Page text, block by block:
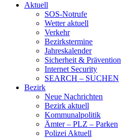
Aktuell
SOS-Notrufe
Wetter aktuell
Verkehr
Bezirkstermine
Jahreskalender
Sicherheit & Prävention
Internet Security
SEARCH – SUCHEN
Bezirk
Neue Nachrichten
Bezirk aktuell
Kommunalpolitik
Ämter – PLZ – Parken
Polizei Aktuell